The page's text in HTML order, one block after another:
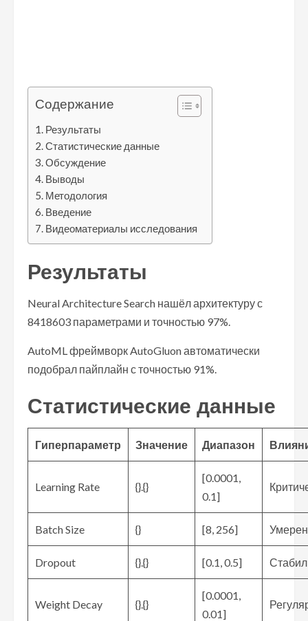
Содержание
Результаты
Статистические данные
Обсуждение
Выводы
Методология
Введение
Видеоматериалы исследования
Результаты
Neural Architecture Search нашёл архитектуру с
8418603 параметрами и точностью 97%.
AutoML фреймворк AutoGluon автоматически
подобрал пайплайн с точностью 91%.
Статистические данные
Гиперпараметр Значение Диапазон
Learning Rate {}.{}
[0.0001,
0.1]
Batch Size {} [8, 256]
Dropout {}.{} [0.1, 0.5]
Weight Decay {}.{}
[0.0001,
0.01]